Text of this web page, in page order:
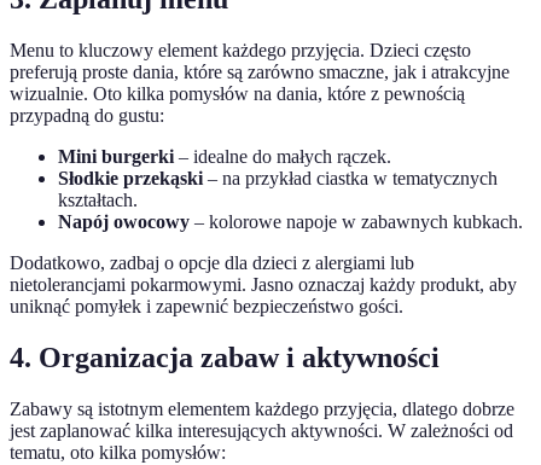
Menu to kluczowy element każdego przyjęcia. Dzieci często
preferują proste dania, które są zarówno smaczne, jak i atrakcyjne
wizualnie. Oto kilka pomysłów na dania, które z pewnością
przypadną do gustu:
Mini burgerki – idealne do małych rączek.
Słodkie przekąski – na przykład ciastka w tematycznych
kształtach.
Napój owocowy – kolorowe napoje w zabawnych kubkach.
Dodatkowo, zadbaj o opcje dla dzieci z alergiami lub
nietolerancjami pokarmowymi. Jasno oznaczaj każdy produkt, aby
uniknąć pomyłek i zapewnić bezpieczeństwo gości.
4. Organizacja zabaw i aktywności
Zabawy są istotnym elementem każdego przyjęcia, dlatego dobrze
jest zaplanować kilka interesujących aktywności. W zależności od
tematu, oto kilka pomysłów: